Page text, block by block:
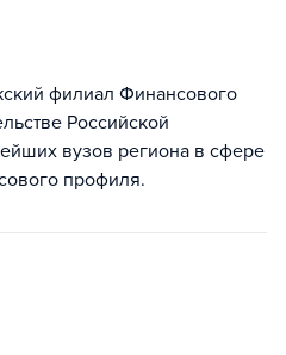
филиал Финансового
Российской
вузов региона в сфере
профиля.